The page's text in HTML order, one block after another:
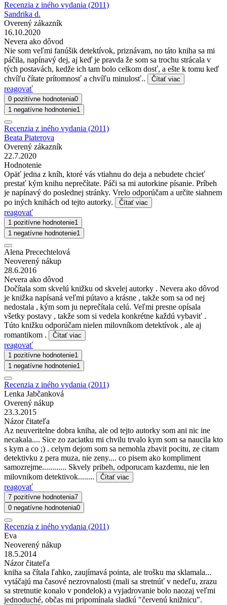
Recenzia z iného vydania (2011)
Sandrika d.
Overený zákazník
16.10.2020
Nevera ako dôvod
Nie som veľmi fanúšik detektívok, priznávam, no táto kniha sa mi
páčila, napínavý dej, aj keď je pravda že som sa trochu strácala v
tých postavách, kedže ich tam bolo celkom dosť, a ešte k tomu keď
chvíľu čítate prítomnosť a chvíľu minulosť..
Čítať viac
reagovať
0 pozitívne hodnotenia0
1 negatívne hodnotenie1
Recenzia z iného vydania (2011)
Beata Piaterova
Overený zákazník
22.7.2020
Hodnotenie
Opäť jedna z kníh, ktoré vás vtiahnu do deja a nebudete chcieť
prestať kým knihu neprečítate. Páči sa mi autorkine písanie. Príbeh
je napínavý do poslednej stránky. Vrelo odporúčam a určite siahnem
po iných knihách od tejto autorky.
Čítať viac
reagovať
1 pozitívne hodnotenie1
1 negatívne hodnotenie1
Alena Precechtelová
Neoverený nákup
28.6.2016
Nevera ako dôvod
Dočítala som skvelú knižku od skvelej autorky . Nevera ako dôvod
je knižka napísaná veľmi pútavo a krásne , takže som sa od nej
nedostala , kým som ju neprečítala celú. Veľmi presne opísala
všetky postavy , takže som si vedela konkrétne každú vybaviť .
Túto knižku odporúčam nielen milovníkom detektívok , ale aj
romantikom .
Čítať viac
reagovať
1 pozitívne hodnotenie1
1 negatívne hodnotenie1
Recenzia z iného vydania (2011)
Lenka Jabčanková
Overený nákup
23.3.2015
Názor čitateľa
Az neuveritelne dobra kniha, ale od tejto autorky som ani nic ine
necakala.... Sice zo zaciatku mi chvilu trvalo kym som sa naucila kto
s kym a co ;) . celym dejom som sa nemohla zbavit pocitu, ze citam
detektivku z pera muza, nie zeny.... co pisem ako kompliment
samozrejme............ Skvely pribeh, odporucam kazdemu, nie len
milovnikom detektivok........
Čítať viac
reagovať
7 pozitívne hodnotenia7
0 negatívne hodnotenia0
Recenzia z iného vydania (2011)
Eva
Neoverený nákup
18.5.2014
Názor čitateľa
kniha sa čítala ľahko, zaujímavá pointa, ale trošku ma sklamala...
vytáčajú ma časové nezrovnalosti (mali sa stretnúť v nedeľu, zrazu
sa stretnutie konalo v pondelok) a vyjadrovanie bolo naozaj veľmi
jednoduché, občas mi pripomínala sladkú "červenú knižnicu".